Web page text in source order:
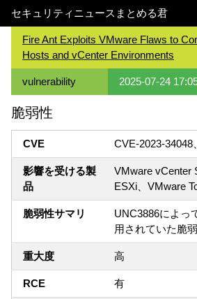
セキュリティニュースまとめる君
Fire Ant Exploits VMware Flaws to
Hosts and vCenter Environments
vulnerability 2025-07-24
脆弱性
CVE CVE-2023-34048
影響を受ける製
品
VMware vCenter
ESXi、VMware
脆弱性サマリ
UNC3886によっ
用されていた脆
重大度 高
RCE 有